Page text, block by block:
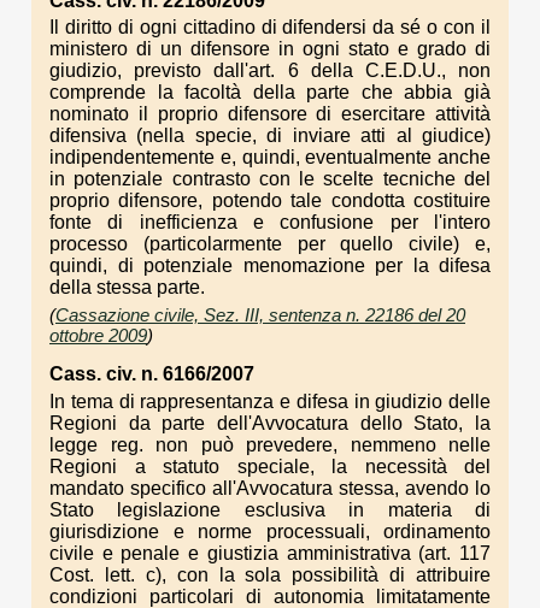
Il diritto di ogni cittadino di difendersi da sé o con il
ministero di un difensore in ogni stato e grado di
giudizio, previsto dall'art. 6 della C.E.D.U., non
comprende la facoltà della parte che abbia già
nominato il proprio difensore di esercitare attività
difensiva (nella specie, di inviare atti al giudice)
indipendentemente e, quindi, eventualmente anche
in potenziale contrasto con le scelte tecniche del
proprio difensore, potendo tale condotta costituire
fonte di inefficienza e confusione per l'intero
processo (particolarmente per quello civile) e,
quindi, di potenziale menomazione per la difesa
della stessa parte.
(Cassazione civile, Sez. III, sentenza n. 22186 del 20
ottobre 2009)
Cass. civ. n. 6166/2007
In tema di rappresentanza e difesa in giudizio delle
Regioni da parte dell'Avvocatura dello Stato, la
legge reg. non può prevedere, nemmeno nelle
Regioni a statuto speciale, la necessità del
mandato specifico all'Avvocatura stessa, avendo lo
Stato legislazione esclusiva in materia di
giurisdizione e norme processuali, ordinamento
civile e penale e giustizia amministrativa (art. 117
Cost. lett. c), con la sola possibilità di attribuire
condizioni particolari di autonomia limitatamente